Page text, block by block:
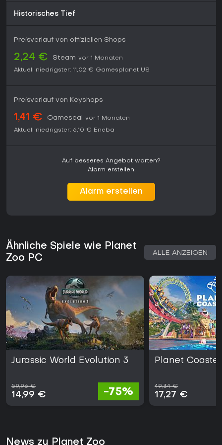
Historisches Tief
Preisverlauf von offiziellen Shops
2,24 € Steam vor 1 Monaten
Aktuell niedrigster: 11,02 € Gamesplanet US
Preisverlauf von Keyshops
1,41 € Gameseal
vor 1 Monaten
Aktuell niedrigster: 6,10 € Eneba
Auf besseres Angebot warten?
Alarm erstellen.
Alarm erstellen
Ähnliche Spiele wie Planet
Zoo PC
ALLE ANZEIGEN
Jurassic World Evolution 3
59,96 €
14,99 € -75%
Planet
49,34 €
17,27 €
News zu Planet Zoo